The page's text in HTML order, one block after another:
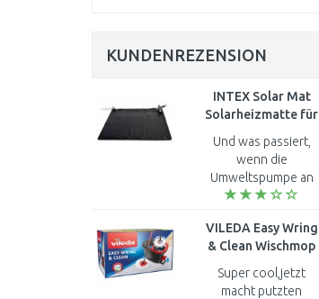
KUNDENREZENSION
INTEX Solar Mat
Solarheizmatte für
Pools 28685
Und was passiert,
wenn die
Umweltspumpe an
einem sonnigen Tag
sich das Wasser in
der Matte auf. Dies
kann bis zu 120°C
sei..
VILEDA Easy Wring
& Clean Wischmop
Set 133649
Super cool,jetzt
macht putzten